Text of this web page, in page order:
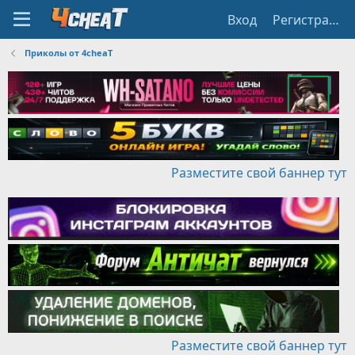
Вход Регистрация
Приколы от 4cheaT
Разместите свой баннер тут
Разместите свой баннер тут